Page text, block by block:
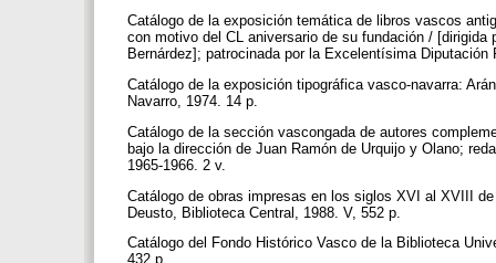
Catálogo de la exposición temática de libros vascos
con motivo del CL aniversario de su fundación / [dirigida
Bernárdez]; patrocinada por la Excelentísima
Catálogo de la exposición tipográfica vasco-navarra:
Navarro, 1974. 14 p.
Catálogo de la sección vascongada de autores
bajo la dirección de Juan Ramón de Urquijo y Olano;
1965-1966. 2 v.
Catálogo de obras impresas en los siglos XVI al XVIII
Deusto, Biblioteca Central, 1988. V, 552 p.
Catálogo del Fondo Histórico Vasco de la Biblioteca
432 p.